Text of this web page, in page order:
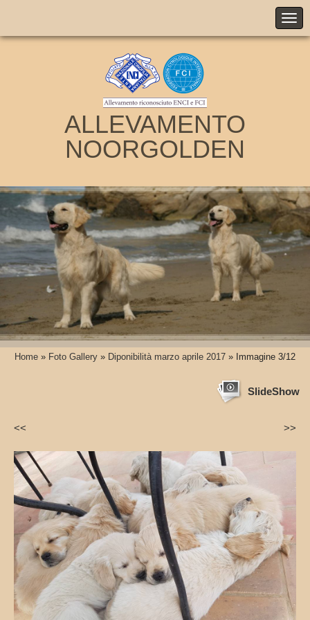
ALLEVAMENTO
NOORGOLDEN
Home » Foto Gallery » Diponibilità marzo aprile 2017 » Immagine 3/12
SlideShow
<< >>